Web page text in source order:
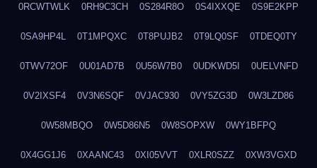
0RCWTWLK 0RH9C3CH 0S284R8O 0S4IXXQE 0S9E2KPP
0SA9HP4L 0T1MPQXC 0T8PUJB2 0T9LQ0SF 0TDEQ0TY
0TWV72OF 0U01AD7B 0U56W7B0 0UDKWD5I 0UELVNFD
0V2IXSF4 0V3N6SQF 0VJAC930 0VY5ZG3D 0W3LZD86
0W58MBQO 0W5D86N5 0W8SOPXW 0WY1BFPQ
0X4GG1J6 0XAANC43 0XI05VVT 0XLR0SZZ 0XW3VGXD